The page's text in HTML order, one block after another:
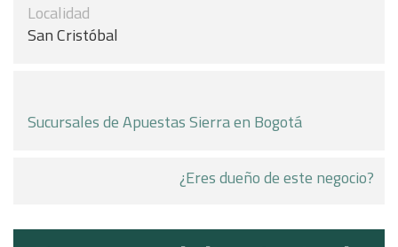
Localidad
San Cristóbal
Sucursales de Apuestas Sierra en Bogotá
¿Eres dueño de este negocio?